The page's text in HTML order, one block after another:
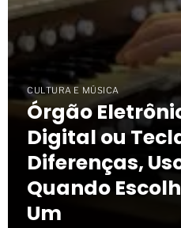
CULTURA E MÚSICA
Órgão
Digital ou
Diferenças,
Quando
Um